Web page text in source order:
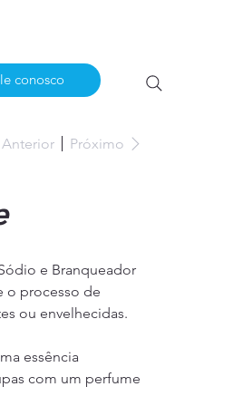
conosco
Anterior Próximo
e Branqueador
o processo de
ou envelhecidas.
essência
com um perfume